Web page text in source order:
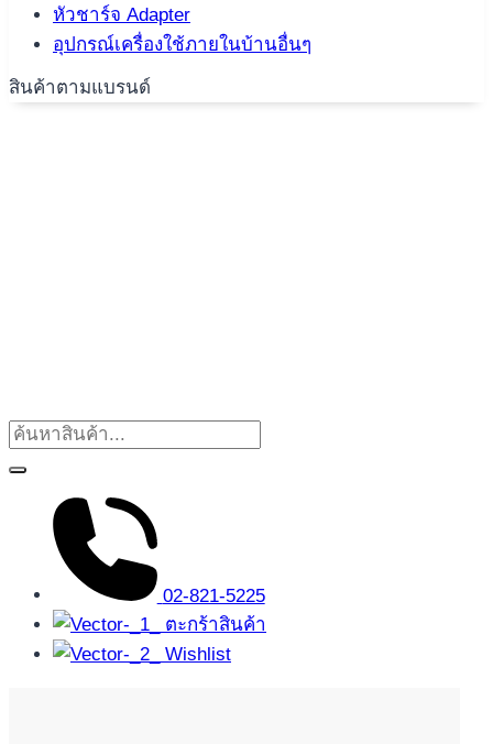
หัวชาร์จ Adapter
อุปกรณ์เครื่องใช้ภายในบ้านอื่นๆ
สินค้าตามแบรนด์
02-821-5225
ตะกร้าสินค้า
Wishlist